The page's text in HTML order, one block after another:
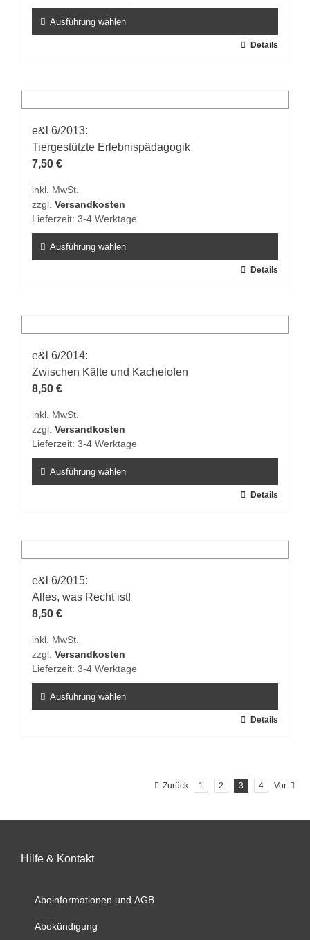
gewählt
werden
Ausführung wählen
Varianten
auf.
Die
Optionen
auf
der
gewählt
werden
Details
e&l 6/2013:
Tiergestützte Erlebnispädagogik
7,50 €
inkl. MwSt.
zzgl. Versandkosten
Lieferzeit: 3-4 Werktage
Ausführung wählen
Varianten
auf.
Die
Optionen
auf
der
gewählt
werden
Details
e&l 6/2014:
Zwischen Kälte und Kachelofen
8,50 €
inkl. MwSt.
zzgl. Versandkosten
Lieferzeit: 3-4 Werktage
Ausführung wählen
Varianten
auf.
Die
Optionen
auf
der
gewählt
werden
Details
e&l 6/2015:
Alles, was Recht ist!
8,50 €
inkl. MwSt.
zzgl. Versandkosten
Lieferzeit: 3-4 Werktage
Ausführung wählen
Die
können
Produktseite
gewählt
Details
Zurück 1 2 3 4 Vor
Hilfe & Kontakt
Aboinformationen und AGB
Abokündigung